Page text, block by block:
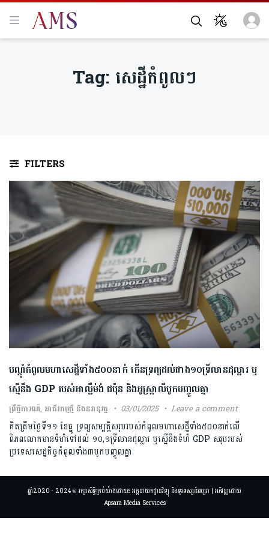
Tag: សេដ្ឋីកំពូលៗ
FILTERS
បណ្តុំកំពូលមហាសេដ្ឋីទាំង៥០០នាក់ កើនទ្រព្យដល់ជាង១០ទ្រីលានដុល្លារ ឬ
ស្មើនឹង GDP របស់អាល្លឺម់ង់ ជប៉ុន និងអូស្ត្រាលីបូកបញ្ចូលគ្នា
ព្រឹត្តិការណ៍, អាជីវកម្មថ្មី និងនវានុវត្ត 03/01/2025 Leave a comment
គិតត្រឹមថ្ងៃទី១១ ខែធ្នូ ទ្រព្យសម្បត្តិសរុបរបស់កំពូលមហាសេដ្ឋីទាំង៥០០នាក់លើ
ពិភពលោកមានទំហំទៅដល់ ១០,១ទ្រីលានដុល្លារ ឬស្មើនឹងទំហំ GDP សរុបរបស់
ប្រទេសសេដ្ឋកិច្ចកំពូលទាំង៣បូកបញ្ចូលគ្នា
ឆ្នាំ2020 - 2024 © រក្សាសិទ្ធិគ្រប់យ៉ាងដោយ៖ អគ្គនាយកដ្ឋានវិទ្យុ និងទូរទស្សន៍អប្សរា | អភិវឌ្ឍដោយ
Apsara Media Services